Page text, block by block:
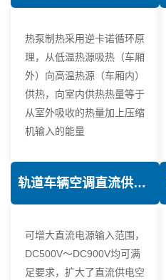
热泵制热采用逆卡诺循环原
理，从低温热源吸热（车厢
外）向高温热源（车厢内）
供热，向室内供热热量等于
从室外吸收的热量加上压缩
机输入的能量
轨道车辆空调直流供电技术
可增大直流电源输入范围，
DC500V～DC900V均可满
足要求，扩大了直流供电空